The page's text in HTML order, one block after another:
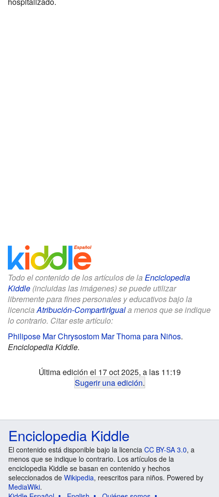
Todo el contenido de los artículos de la Enciclopedia
Kiddle (incluidas las imágenes) se puede utilizar
libremente para fines personales y educativos bajo la
licenciaAtribución-CompartirIguala menos que se indique
lo contrario. Citar este artículo:
Philipose Mar Chrysostom Mar Thoma para Niños.
Enciclopedia Kiddle.
Última edición el 17 oct 2025, a las 11:19
Sugerir una edición.
Enciclopedia Kiddle
El contenido está disponible bajo la licencia CC BY-SA 3.0, a
menos que se indique lo contrario. Los artículos de la
enciclopedia Kiddle se basan en contenido y hechos
seleccionados de Wikipedia, reescritos para niños. Powered by
MediaWiki.